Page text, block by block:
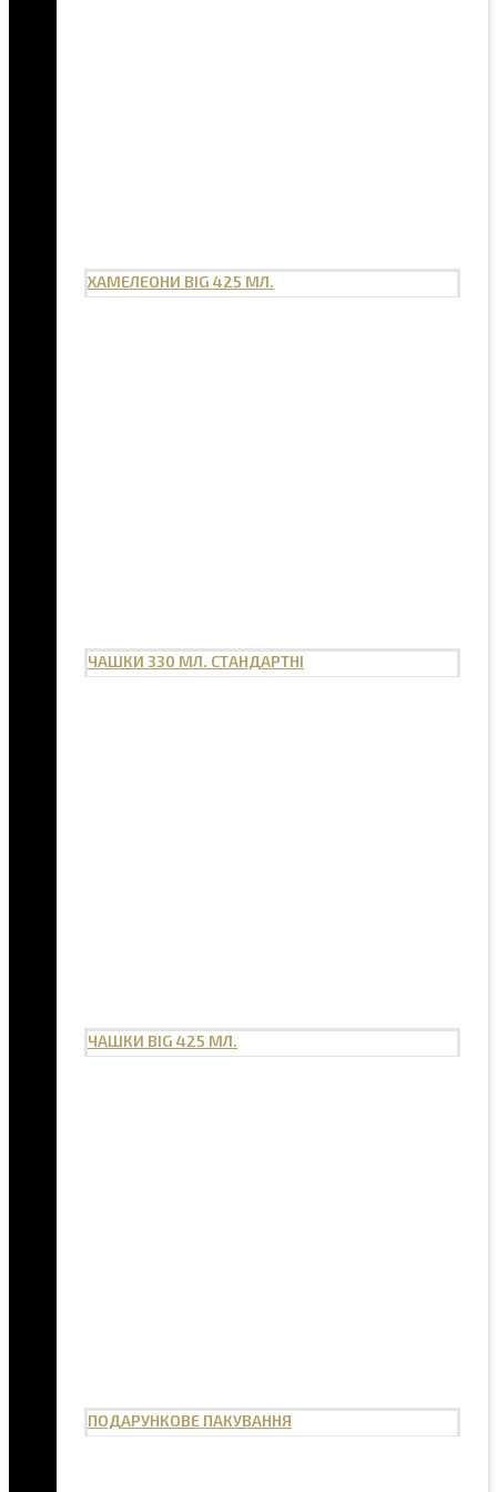
ХАМЕЛЕОНИ BIG 425 МЛ.
ЧАШКИ 330 МЛ. СТАНДАРТНІ
ЧАШКИ BIG 425 МЛ.
ПОДАРУНКОВЕ ПАКУВАННЯ